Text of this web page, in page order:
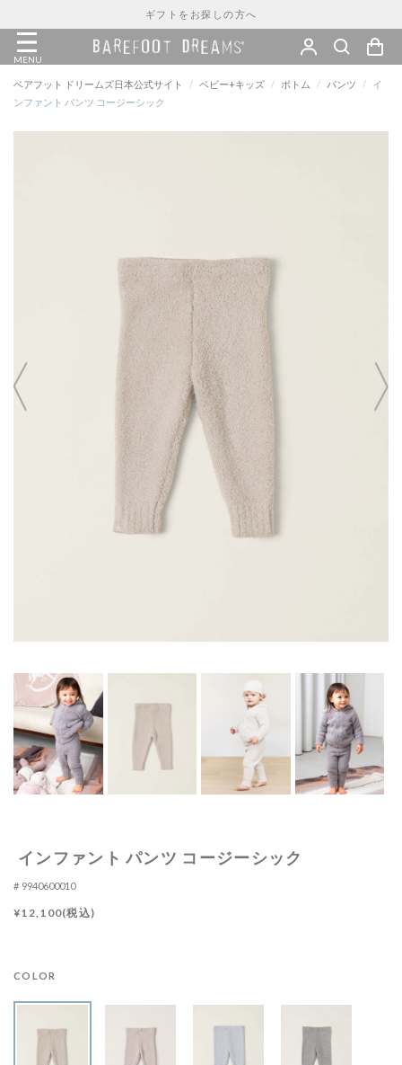
ギフトをお探しの方へ
MENU
ベアフット ドリームズ日本公式サイト / ベビー+キッズ / ボトム / パンツ /
イ
ンファント パンツ コージーシック
インファント パンツ コージーシック
9940600010
¥12,100(税込)
COLOR